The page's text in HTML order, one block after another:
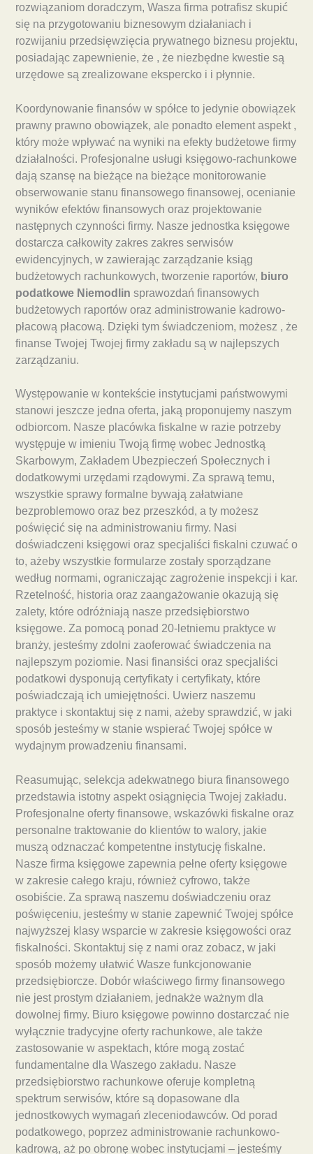
rozwiązaniom doradczym, Wasza firma potrafisz skupić
się na przygotowaniu biznesowym działaniach i
rozwijaniu przedsięwzięcia prywatnego biznesu projektu,
posiadając zapewnienie, że , że niezbędne kwestie są
urzędowe są zrealizowane ekspercko i i płynnie.
Koordynowanie finansów w spółce to jedynie obowiązek
prawny prawno obowiązek, ale ponadto element aspekt ,
który może wpływać na wyniki na efekty budżetowe firmy
działalności. Profesjonalne usługi księgowo-rachunkowe
dają szansę na bieżące na bieżące monitorowanie
obserwowanie stanu finansowego finansowej, ocenianie
wyników efektów finansowych oraz projektowanie
następnych czynności firmy. Nasze jednostka księgowe
dostarcza całkowity zakres zakres serwisów
ewidencyjnych, w zawierając zarządzanie ksiąg
budżetowych rachunkowych, tworzenie raportów, biuro
podatkowe Niemodlin sprawozdań finansowych
budżetowych raportów oraz administrowanie kadrowo-
płacową płacową. Dzięki tym świadczeniom, możesz , że
finanse Twojej Twojej firmy zakładu są w najlepszych
zarządzaniu.
Występowanie w kontekście instytucjami państwowymi
stanowi jeszcze jedna oferta, jaką proponujemy naszym
odbiorcom. Nasze placówka fiskalne w razie potrzeby
występuje w imieniu Twoją firmę wobec Jednostką
Skarbowym, Zakładem Ubezpieczeń Społecznych i
dodatkowymi urzędami rządowymi. Za sprawą temu,
wszystkie sprawy formalne bywają załatwiane
bezproblemowo oraz bez przeszkód, a ty możesz
poświęcić się na administrowaniu firmy. Nasi
doświadczeni księgowi oraz specjaliści fiskalni czuwać o
to, ażeby wszystkie formularze zostały sporządzane
według normami, ograniczając zagrożenie inspekcji i kar.
Rzetelność, historia oraz zaangażowanie okazują się
zalety, które odróżniają nasze przedsiębiorstwo
księgowe. Za pomocą ponad 20-letniemu praktyce w
branży, jesteśmy zdolni zaoferować świadczenia na
najlepszym poziomie. Nasi finansiści oraz specjaliści
podatkowi dysponują certyfikaty i certyfikaty, które
poświadczają ich umiejętności. Uwierz naszemu
praktyce i skontaktuj się z nami, ażeby sprawdzić, w jaki
sposób jesteśmy w stanie wspierać Twojej spółce w
wydajnym prowadzeniu finansami.
Reasumując, selekcja adekwatnego biura finansowego
przedstawia istotny aspekt osiągnięcia Twojej zakładu.
Profesjonalne oferty finansowe, wskazówki fiskalne oraz
personalne traktowanie do klientów to walory, jakie
muszą odznaczać kompetentne instytucję fiskalne.
Nasze firma księgowe zapewnia pełne oferty księgowe
w zakresie całego kraju, również cyfrowo, także
osobiście. Za sprawą naszemu doświadczeniu oraz
poświęceniu, jesteśmy w stanie zapewnić Twojej spółce
najwyższej klasy wsparcie w zakresie księgowości oraz
fiskalności. Skontaktuj się z nami oraz zobacz, w jaki
sposób możemy ułatwić Wasze funkcjonowanie
przedsiębiorcze. Dobór właściwego firmy finansowego
nie jest prostym działaniem, jednakże ważnym dla
dowolnej firmy. Biuro księgowe powinno dostarczać nie
wyłącznie tradycyjne oferty rachunkowe, ale także
zastosowanie w aspektach, które mogą zostać
fundamentalne dla Waszego zakładu. Nasze
przedsiębiorstwo rachunkowe oferuje kompletną
spektrum serwisów, które są dopasowane dla
jednostkowych wymagań zleceniodawców. Od porad
podatkowego, poprzez administrowanie rachunkowo-
kadrową, aż po obronę wobec instytucjami – jesteśmy